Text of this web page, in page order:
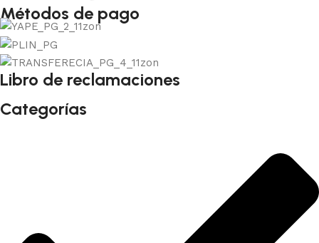
Métodos de pago
Libro de reclamaciones
Categorías